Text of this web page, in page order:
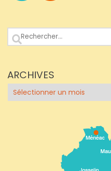
Rechercher :
ARCHIVES
Archives